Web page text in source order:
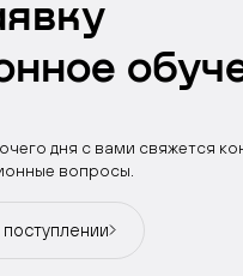
дня с вами свяжется
вопросы.
поступлении